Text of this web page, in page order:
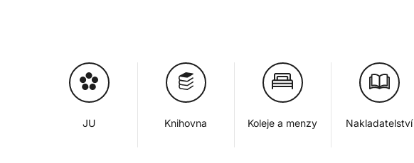
JU Knihovna Koleje a menzy Nakladatelství